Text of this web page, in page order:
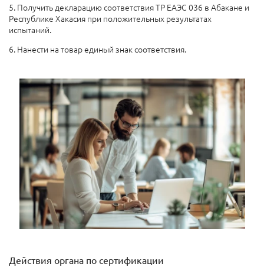
5. Получить декларацию соответствия ТР ЕАЭС 036 в Абакане и
Республике Хакасия при положительных результатах
испытаний.
6. Нанести на товар единый знак соответствия.
Действия органа по сертификации